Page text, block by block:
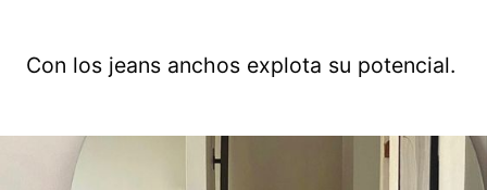
Con los jeans anchos explota su potencial.
Guardar